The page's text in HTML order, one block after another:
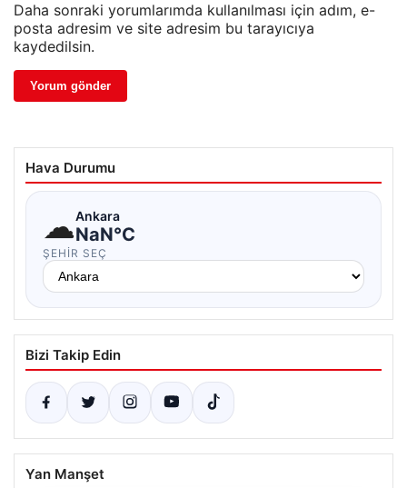
Daha sonraki yorumlarımda kullanılması için adım, e-
posta adresim ve site adresim bu tarayıcıya
kaydedilsin.
Hava Durumu
☁Ankara
NaN°C
ŞEHIR SEÇ
Bizi Takip Edin
Yan Manşet